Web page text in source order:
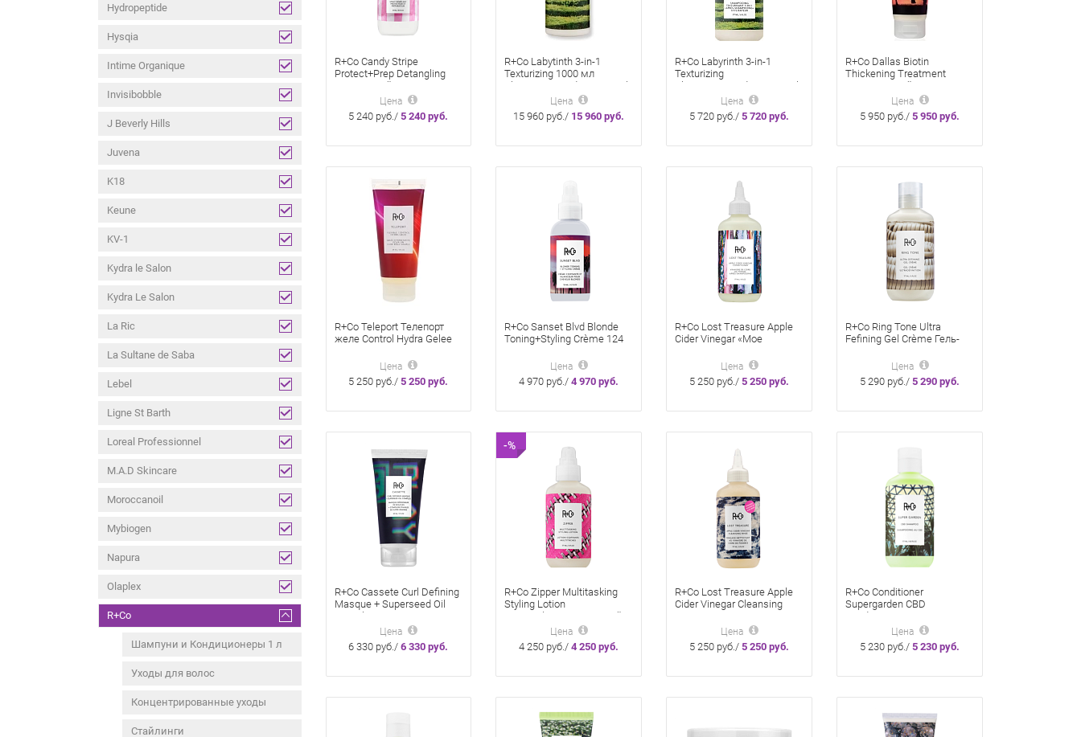
Hydropeptide
Hysqia
Intime Organique
Invisibobble
J Beverly Hills
Juvena
K18
Keune
KV-1
Kydra le Salon
Kydra Le Salon
La Ric
La Sultane de Saba
Lebel
Ligne St Barth
Loreal Professionnel
M.A.D Skincare
Moroccanoil
Mybiogen
Napura
Olaplex
R+Co
Шампуни и Кондиционеры 1 л
Уходы для волос
Концентрированные уходы
Стайлинги
R+Co Candy Stripe
Protect+Prep Detangling
Spray Спрей 251 мл
«Леденец» для защиты и
распутывания волос
Цена
5 240 руб./5 240 руб.
R+Co Labytinth 3-in-1
Texturizing 1000 мл
Shampoo+Conditioner+Styler
Шампунь-кондиционер и
стайлер в одном средстве
Цена
15 960 руб./ 15 960 руб.
R+Co Labyrinth 3-in-1
Texturizing
Shampoo+Conditioner+Styler
Шампунь-кондиционер и
стайлер три-в-одном 117
Цена
5 720 руб./5 720 руб.
R+Co Dallas Biotin
Thickening Treatment
Уплотняющий уход 89 мл
Даллас с биотином для
объема волос
Цена
5 950 руб./5 950 руб.
R+Co Teleport Телепорт
желе Control Hydra Gelee
подвижной фиксации
Цена
5 250 руб./5 250 руб.
R+Co Sanset Blvd Blonde
Toning+Styling Crème 124
для укладки светлых
Цена
4 970 руб./4 970 руб.
R+Co Lost Treasure Apple
Cider Vinegar «Мое
177 мл для волос и кожи
головы с яблочным
уксусом
Цена
5 250 руб./5 250 руб.
R+Co Ring Tone Ultra
Fefining Gel Crème Гель-
Ультрадефинирующий 177
Цена
5 290 руб./5 290 руб.
R+Co Cassete Curl Defining
Masque + Superseed Oil
Copmlex Кассета 147 мл
Дефинирующая маска для
вьющихся волос с
комплексом масел
Цена
6 330 руб./6 330 руб.
-%
R+Co Zipper Multitasking
Styling Lotion
Мультифункциональный
177 мл стайлинг-лосьон
Цена
4 250 руб./4 250 руб.
R+Co Lost Treasure Apple
Cider Vinegar Cleansing
177 мл деликатный
очищающий шампунь для
кожи головы и волос с
Цена
5 250 руб./5 250 руб.
R+Co Conditioner
Supergarden CBD
Conditioner 177 мл
«Дивный сад»
Кондиционер
успокаивающий
Цена
5 230 руб./5 230 руб.